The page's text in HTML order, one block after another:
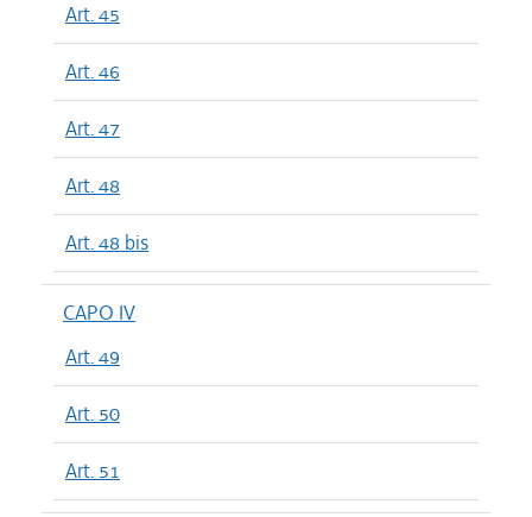
Art. 45
Art. 46
Art. 47
Art. 48
Art. 48 bis
CAPO IV
Art. 49
Art. 50
Art. 51